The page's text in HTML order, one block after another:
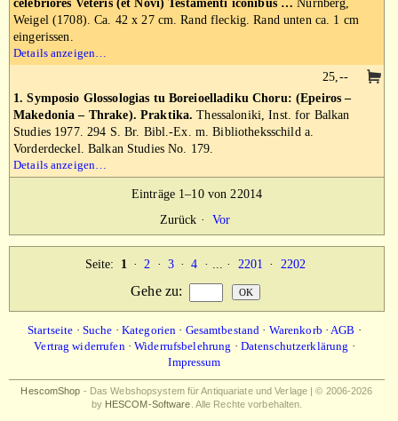
celebriores Veteris (et Novi) Testamenti iconibus … Nürnberg,
Weigel (1708). Ca. 42 x 27 cm. Rand fleckig. Rand unten ca. 1 cm
eingerissen.
Details anzeigen…
1. Symposio Glossologias tu Boreioelladiku Choru: (Epeiros –
Makedonia – Thrake). Praktika. Thessaloniki, Inst. for Balkan
Studies 1977. 294 S. Br. Bibl.-Ex. m. Bibliotheksschild a.
Vorderdeckel. Balkan Studies No. 179.
Details anzeigen…
25,--
Einträge 1–10 von 22014
Zurück · Vor
Seite: 1 · 2 · 3 · 4 · ... · 2201 · 2202
Gehe zu:
Startseite · Suche · Kategorien · Gesamtbestand · Warenkorb ·AGB ·
Vertrag widerrufen·Widerrufsbelehrung · Datenschutzerklärung ·
Impressum
HescomShop - Das Webshopsystem für Antiquariate und Verlage | © 2006-2026
by HESCOM-Software . Alle Rechte vorbehalten.